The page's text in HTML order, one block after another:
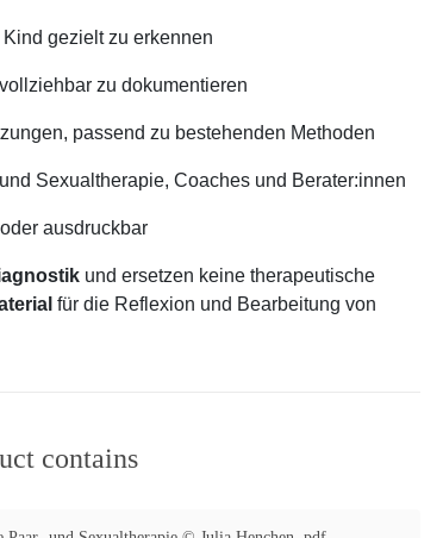
gezielt zu erkennen
zu dokumentieren
passend zu bestehenden Methoden
Sexualtherapie, Coaches und Berater:innen
ausdruckbar
und ersetzen keine therapeutische
für die Reflexion und Bearbeitung von
contains